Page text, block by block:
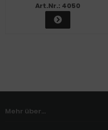
Art.Nr.: 4050
Mehr über...